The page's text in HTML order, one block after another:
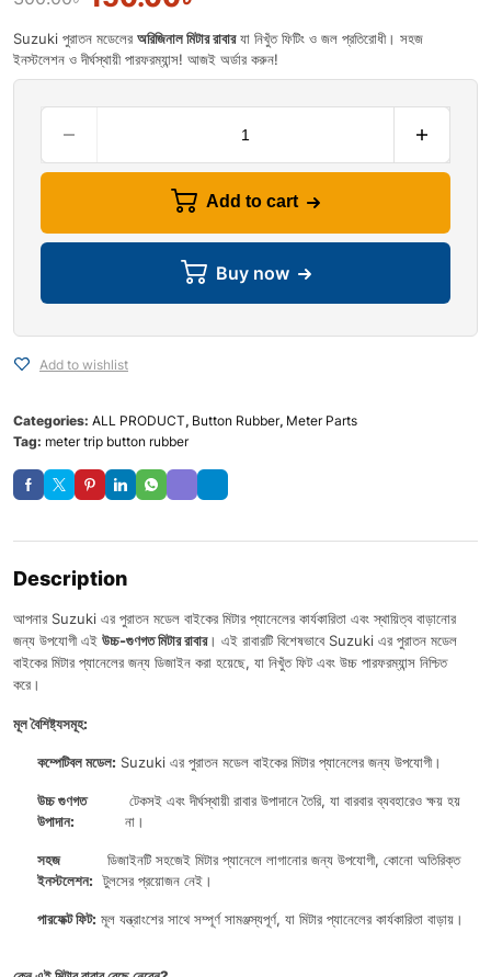
Suzuki পুরাতন মডেলের অরিজিনাল মিটার রাবারযা নিখুঁত ফিটিং ও জল প্রতিরোধী। সহজ
ইনস্টলেশন ও দীর্ঘস্থায়ী পারফরম্যান্স! আজই অর্ডার করুন!
Add to cart
Buy now
Add to wishlist
Categories: ALL PRODUCT, Button Rubber, Meter Parts
Tag: meter trip button rubber
Description
আপনার Suzuki এর পুরাতন মডেল বাইকের মিটার প্যানেলের কার্যকারিতা এবং স্থায়িত্ব বাড়ানোর
জন্য উপযোগী এই উচ্চ-গুণগত মিটার রাবার। এই রাবারটি বিশেষভাবে Suzuki এর পুরাতন মডেল
বাইকের মিটার প্যানেলের জন্য ডিজাইন করা হয়েছে, যা নিখুঁত ফিট এবং উচ্চ পারফরম্যান্স নিশ্চিত
করে।
মূল বৈশিষ্ট্যসমূহ:
কম্পেটিবল মডেল: Suzuki এর পুরাতন মডেল বাইকের মিটার প্যানেলের জন্য উপযোগী।
উচ্চ গুণগত
উপাদান:
টেকসই এবং দীর্ঘস্থায়ী রাবার উপাদানে তৈরি, যা বারবার ব্যবহারেও ক্ষয় হয়
না।
সহজ
ইনস্টলেশন:
ডিজাইনটি সহজেই মিটার প্যানেলে লাগানোর জন্য উপযোগী, কোনো অতিরিক্ত
টুলসের প্রয়োজন নেই।
পারফেক্ট ফিট: মূল যন্ত্রাংশের সাথে সম্পূর্ণ সামঞ্জস্যপূর্ণ, যা মিটার প্যানেলের কার্যকারিতা বাড়ায়।